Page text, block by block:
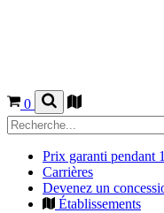
0
Prix garanti pendant
Carrières
Devenez un
Établissements